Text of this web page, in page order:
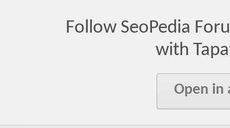
Follow SeoPedia
with
Open in